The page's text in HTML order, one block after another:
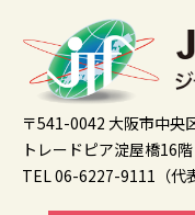
〒541-0042 大阪市中央
トレードピア淀屋橋16階
TEL 06-6227-9111（代表